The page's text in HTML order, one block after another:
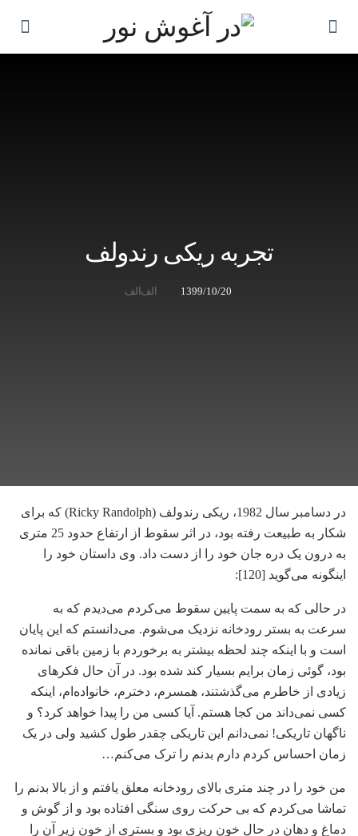
تجربه ریکی رندولف
1399/10/20
در دسامبر سال 1982، ریکی رندولف (Ricky Randolph) که برای
شکار به طبیعت رفته بود، در اثر سقوط از ارتفاع حدود 25 متری
به درون یک دره جان خود را از دست داد. وی داستان خود را
اینگونه می‌گوید [120]:
در حالی که به سمت پایین سقوط می‌کردم می‌دیدم که به
سرعت به بستر رودخانه نزدیک می‌شوم. می‌دانستم که این پایان
است و با اینکه چند لحظه بیشتر به برخوردم با زمین باقی نمانده
بود، گوئی زمان برایم بسیار کند شده بود. در آن حال فکرهای
زیادی از خاطرم می‌گذشتند، همسرم، دخترم، خانواده‌ام، اینکه
کسی نمی‌داند من کجا هستم. آیا کسی من را پیدا خواهد کرد؟ و
ناگهان تاریکی! نمی‌دانم این تاریکی چقدر طول کشید ولی در یک
زمان احساس کردم دارم بدنم را ترک می‌کنم…
من خود را در چند متری بالای رودخانه معلق یافتم و از بالا بدنم را
تماشا می‌کردم که بی حرکت روی سنگی افتاده بود و از گوش و
دماغ و دهان در حال خون ریزی بود و بستری از خون زیر آن را